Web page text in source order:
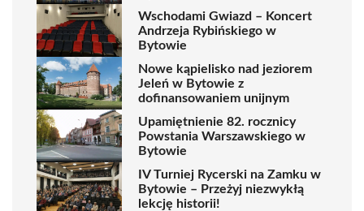
Wschodami Gwiazd – Koncert
Andrzeja Rybińskiego w
Bytowie
Nowe kąpielisko nad jeziorem
Jeleń w Bytowie z
dofinansowaniem unijnym
Upamiętnienie 82. rocznicy
Powstania Warszawskiego w
Bytowie
IV Turniej Rycerski na Zamku w
Bytowie – Przeżyj niezwykłą
lekcję historii!